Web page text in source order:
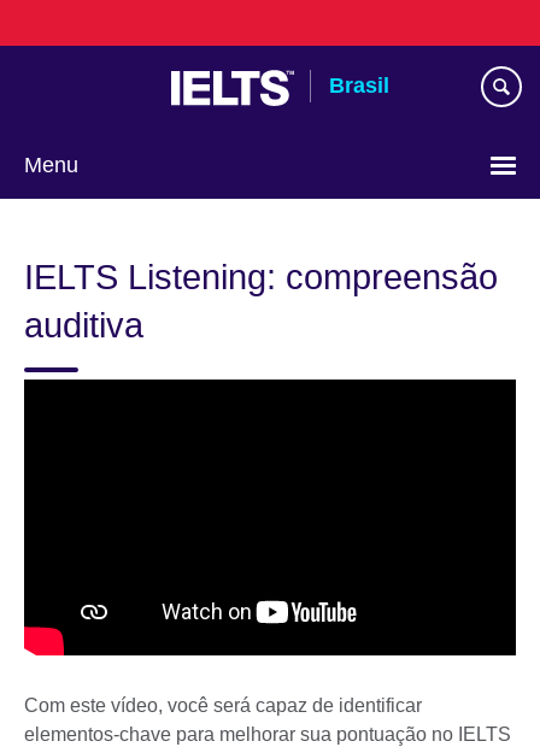
para
Brasil
Menu
language
IELTS Listening: compreensão
auditiva
Com este vídeo, você será capaz de identificar
elementos-chave para melhorar sua pontuação no IELTS